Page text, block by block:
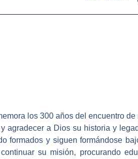
los 300 años del encuentro
agradecer a Dios su historia y
formados y siguen formándose
su misión, procurando